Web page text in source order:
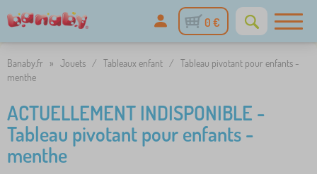
0 €
Banaby.fr » Jouets / Tableaux enfant / Tableau pivotant pour enfants -
menthe
ACTUELLEMENT INDISPONIBLE -
Tableau pivotant pour enfants -
menthe